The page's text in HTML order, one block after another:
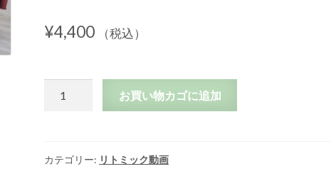
¥4,400 （税込）
ク
お買い物カゴに追加
カテゴリー: リトミック動画